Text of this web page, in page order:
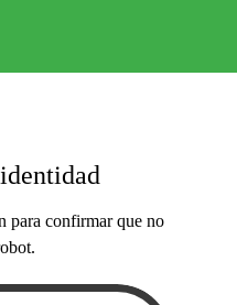
para confirmar que no